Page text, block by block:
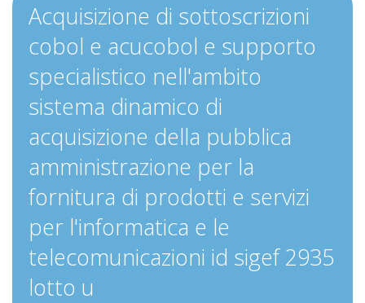
Acquisizione di sottoscrizioni
cobol e acucobol e supporto
specialistico nell'ambito
sistema dinamico di
acquisizione della pubblica
amministrazione per la
fornitura di prodotti e servizi
per l'informatica e le
telecomunicazioni id sigef 2935
lotto u